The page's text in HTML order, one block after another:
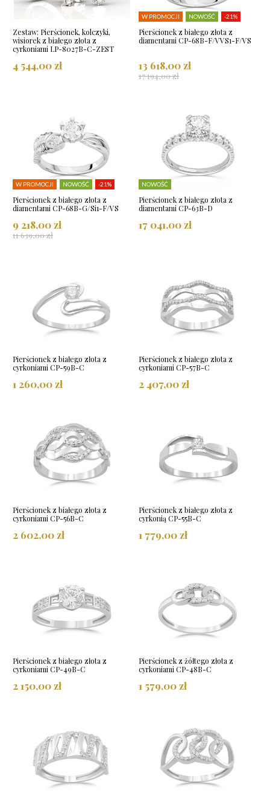
Zestaw: Pierścionek, kolczyki,
wisiorek z białego złota z
cyrkoniami LP-8027B-C-ZEST
4 544,00 zł
W PROMOCJI NOWOŚĆ -21%
Pierścionek z białego złota z
diamentami CP-68B-F/VVS1-F/VS
13 618,00 zł
17 194,00 zł
W PROMOCJI NOWOŚĆ -21%
Pierścionek z białego złota z
diamentami CP-68B-G/Si1-F/VS
9 218,00 zł
11 639,00 zł
NOWOŚĆ
Pierścionek z białego złota z
diamentami CP-63B-D
17 041,00 zł
Pierścionek z białego złota z
cyrkoniami CP-59B-C
1 260,00 zł
Pierścionek z białego złota z
cyrkoniami CP-57B-C
2 407,00 zł
Pierścionek z białego złota z
cyrkoniami CP-56B-C
2 602,00 zł
Pierścionek z białego złota z
cyrkonią CP-55B-C
1 779,00 zł
Pierścionek z białego złota z
cyrkoniami CP-49B-C
2 150,00 zł
Pierścionek z żółtego złota z
cyrkoniami CP-48B-C
1 579,00 zł